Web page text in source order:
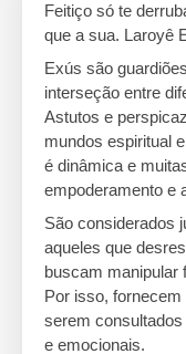
Feitiço só te
que a sua. Laroyê
Exús são
interseção entre
Astutos e
mundos espiritual
é dinâmica e
empoderamento e
São considerados
aqueles que
buscam manipular
Por isso,
serem
e emocionais.